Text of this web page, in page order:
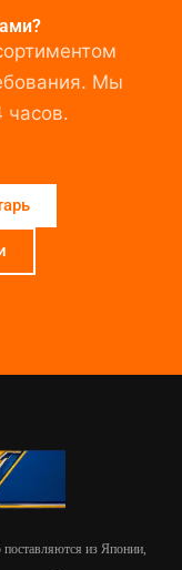
Мы
часов.
из Японии,